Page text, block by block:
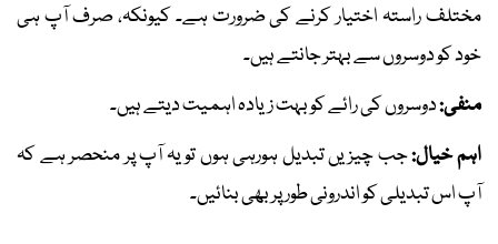
مختلف راستہ اختیار کرنے کی ضرورت ہے۔ کیونکہ، صرف آپ ہی
خود کو دوسروں سے بہتر جانتے ہیں۔
منفی:دوسروں کی رائے کو بہت زیادہ اہمیت دیتے ہیں۔
اہم خیال:جب چیزیں تبدیل ہورہی ہوں تو یہ آپ پر منحصر ہے کہ
آپ اس تبدیلی کو اندرونی طور پر بھی بنائیں۔